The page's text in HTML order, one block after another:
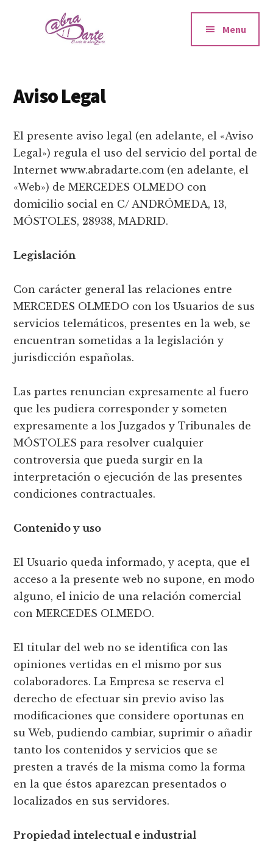
Additional
menu
Talleres
Risoterapia
y
Emocional
en
Madrid
para
empresas
y
Menu
Aviso Legal
El presente aviso legal (en adelante, el «Aviso
Legal») regula el uso del servicio del portal de
Internet www.abradarte.com (en adelante, el
«Web») de MERCEDES OLMEDO con
domicilio social en C/ ANDRÓMEDA, 13,
MÓSTOLES, 28938, MADRID.
Legislación
Con carácter general las relaciones entre
MERCEDES OLMEDO con los Usuarios de sus
servicios telemáticos, presentes en la web, se
encuentran sometidas a la legislación y
jurisdicción españolas.
Las partes renuncian expresamente al fuero
que les pudiera corresponder y someten
expresamente a los Juzgados y Tribunales de
MÓSTOLES para resolver cualquier
controversia que pueda surgir en la
interpretación o ejecución de las presentes
condiciones contractuales.
Contenido y uso
El Usuario queda informado, y acepta, que el
acceso a la presente web no supone, en modo
alguno, el inicio de una relación comercial
con MERCEDES OLMEDO.
El titular del web no se identifica con las
opiniones vertidas en el mismo por sus
colaboradores. La Empresa se reserva el
derecho de efectuar sin previo aviso las
modificaciones que considere oportunas en
su Web, pudiendo cambiar, suprimir o añadir
tanto los contenidos y servicios que se
presten a través de la misma como la forma
en la que éstos aparezcan presentados o
localizados en sus servidores.
Propiedad intelectual e industrial